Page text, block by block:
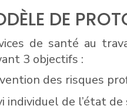
DE
de santé au
3 objectifs :
des risques
individuel de l’état de